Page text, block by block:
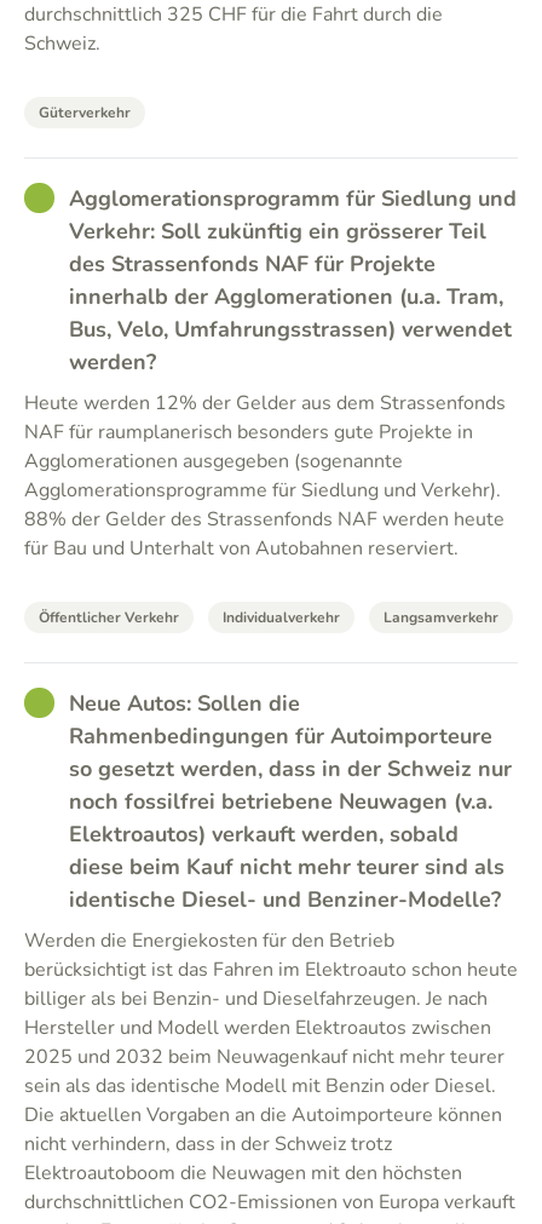
durchschnittlich 325 CHF für die Fahrt durch die
Schweiz.
Güterverkehr
GOODAgglomerationsprogramm für Siedlung und
Verkehr: Soll zukünftig ein grösserer Teil
des Strassenfonds NAF für Projekte
innerhalb der Agglomerationen (u.a. Tram,
Bus, Velo, Umfahrungsstrassen) verwendet
werden?
Heute werden 12% der Gelder aus dem Strassenfonds
NAF für raumplanerisch besonders gute Projekte in
Agglomerationen ausgegeben (sogenannte
Agglomerationsprogramme für Siedlung und Verkehr).
88% der Gelder des Strassenfonds NAF werden heute
für Bau und Unterhalt von Autobahnen reserviert.
Öffentlicher Verkehr Individualverkehr Langsamverkehr
GOODNeue Autos: Sollen die
Rahmenbedingungen für Autoimporteure
so gesetzt werden, dass in der Schweiz nur
noch fossilfrei betriebene Neuwagen (v.a.
Elektroautos) verkauft werden, sobald
diese beim Kauf nicht mehr teurer sind als
identische Diesel- und Benziner-Modelle?
Werden die Energiekosten für den Betrieb
berücksichtigt ist das Fahren im Elektroauto schon heute
billiger als bei Benzin- und Dieselfahrzeugen. Je nach
Hersteller und Modell werden Elektroautos zwischen
2025 und 2032 beim Neuwagenkauf nicht mehr teurer
sein als das identische Modell mit Benzin oder Diesel.
Die aktuellen Vorgaben an die Autoimporteure können
nicht verhindern, dass in der Schweiz trotz
Elektroautoboom die Neuwagen mit den höchsten
durchschnittlichen CO2-Emissionen von Europa verkauft